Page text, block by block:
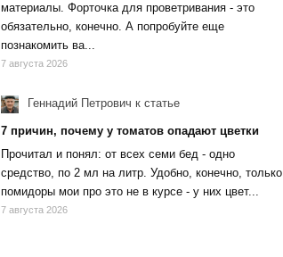
материалы. Форточка для проветривания - это
обязательно, конечно. А попробуйте еще
познакомить ва...
7 августа 2026
Геннадий Петрович к статье
7 причин, почему у томатов опадают цветки
Прочитал и понял: от всех семи бед - одно
средство, по 2 мл на литр. Удобно, конечно, только
помидоры мои про это не в курсе - у них цвет...
7 августа 2026